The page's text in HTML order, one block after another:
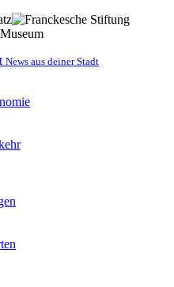
News aus deiner Stadt